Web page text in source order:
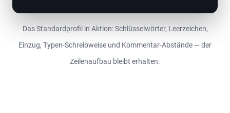
Das Standardprofil in Aktion: Schlüsselwörter, Leerzeichen,
Einzug, Typen-Schreibweise und Kommentar-Abstände — der
Zeilenaufbau bleibt erhalten.